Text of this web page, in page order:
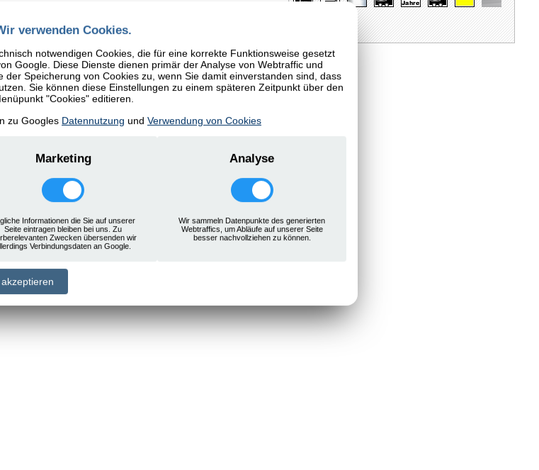
verwenden Cookies.
notwendigen Cookies, die für eine korrekte Funktionsweise gesetzt
Google. Diese Dienste dienen primär der Analyse von Webtraffic und
Speicherung von Cookies zu, wenn Sie damit einverstanden sind, dass
Sie können diese Einstellungen zu einem späteren Zeitpunkt über den
"Cookies" editieren.
zu Googles Datennutzung und Verwendung von Cookies
Marketing
Informationen die Sie auf unserer
Seite eintragen bleiben bei uns. Zu
Zwecken übersenden wir
Verbindungsdaten an Google.
Analyse
Wir sammeln Datenpunkte des generierten
Webtraffics, um Abläufe auf unserer Seite
besser nachvollziehen zu können.